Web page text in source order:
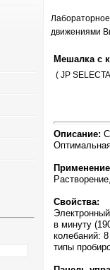
движениями
Мешалка с
( JP
Описание:
Применение
Свойства:
в минуту
колебаний:
типы